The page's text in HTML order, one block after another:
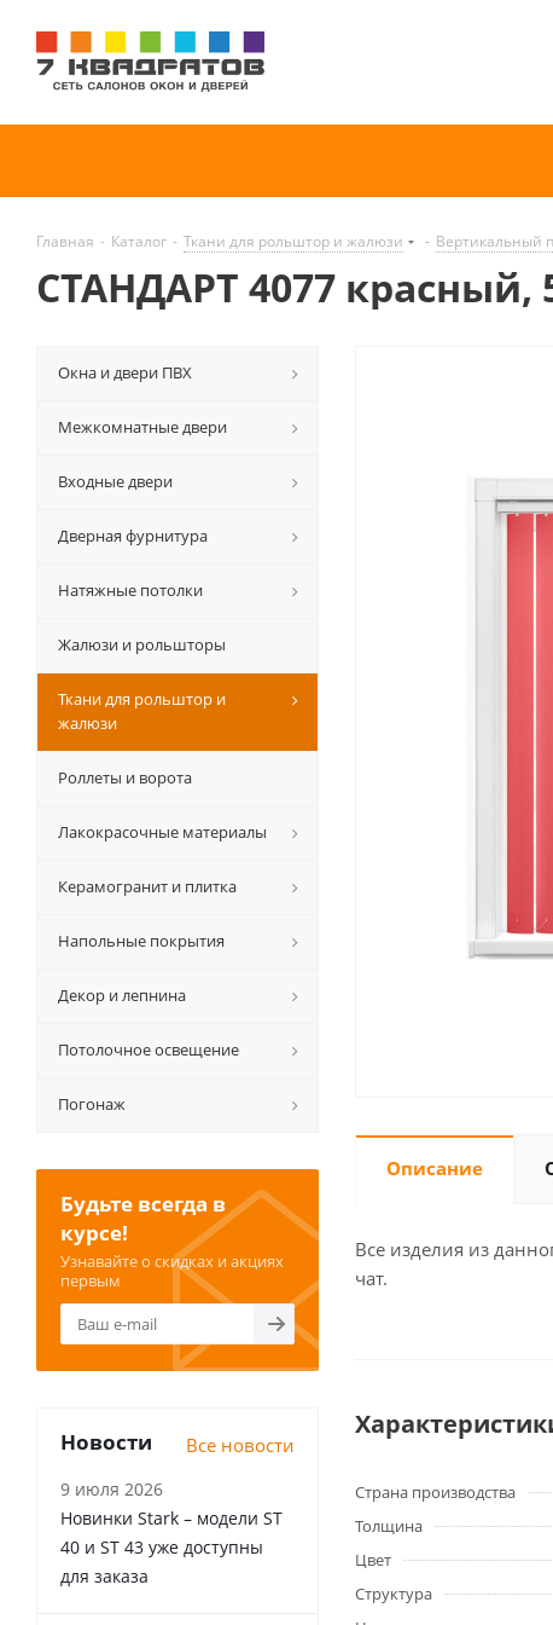
Главная - Каталог - Ткани для рольштор и жалюзи - Вертикальный
СТАНДАРТ 4077 красный,
Описание
Все изделия из
чат.
Страна производства
Толщина
Цвет
Структура
Окна и двери ПВХ
Межкомнатные двери
Входные двери
Дверная фурнитура
Натяжные потолки
Жалюзи и рольшторы
Ткани для рольштор и
жалюзи
Роллеты и ворота
Лакокрасочные материалы
Керамогранит и плитка
Напольные покрытия
Декор и лепнина
Потолочное освещение
Погонаж
Будьте всегда в
курсе!
Узнавайте о скидках и акциях
первым
Новости Все новости
9 июля 2026
Новинки Stark – модели ST
40 и ST 43 уже доступны
для заказа